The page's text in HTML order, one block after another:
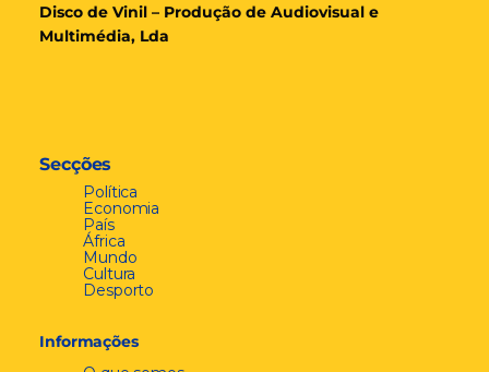
Disco de Vinil – Produção de Audiovisual e
Multimédia, Lda
Secções
Política
Economia
País
África
Mundo
Cultura
Desporto
Informações